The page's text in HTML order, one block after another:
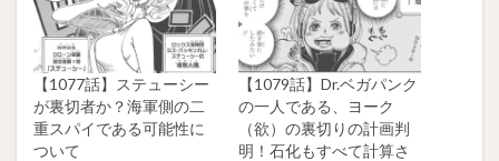
【1077話】ステューシー
が裏切者か？海軍側の二
重スパイである可能性に
ついて
【1079話】Dr.ベガパンク
の一人である、ヨーク
（欲）の裏切りの計画判
明！石化もすべて計算さ